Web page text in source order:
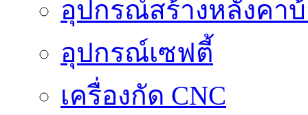
อุปกรณ์สร้างหลังคา
อุปกรณ์เซฟตี้
เครื่องกัด CNC